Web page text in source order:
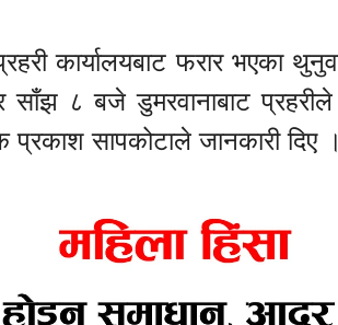
कार्यालयबाट फरार भएका
८ बजे डुमरवानाबाट प्रहरीले
प्रकाश सापकोटाले जानकारी दिए ।